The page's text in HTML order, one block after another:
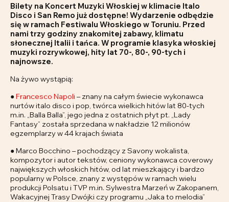
Bilety na Koncert Muzyki Włoskiej w klimacie Italo
Disco i San Remo już dostępne! Wydarzenie odbędzie
się w ramach Festiwalu Włoskiego w Toruniu. Przed
nami trzy godziny znakomitej zabawy, klimatu
słonecznej Italii i tańca. W programie klasyka włoskiej
muzyki rozrywkowej, hity lat 70-, 80-, 90-tych i
najnowsze.
Na żywo wystąpią:
●Francesco Napoli – znany na całym świecie wykonawca
nurtów italo disco i pop, twórca wielkich hitów lat 80-tych
m.in. „Balla Balla”, jego jedna z ostatnich płyt pt. „Lady
Fantasy” została sprzedana w nakładzie 12 milionów
egzemplarzy w 44 krajach świata
● Marco Bocchino – pochodzący z Savony wokalista,
kompozytor i autor tekstów, ceniony wykonawca coverowy
największych włoskich hitów, od lat mieszkający i bardzo
popularny w Polsce, znany z występów w ramach wielu
produkcji Polsatu i TVP m.in. Sylwestra Marzeń w Zakopanem,
Wakacyjnej Trasy Dwójki czy programu „Jaka to melodia”